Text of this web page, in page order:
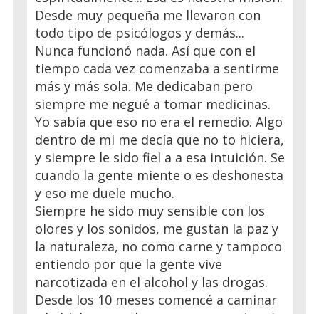
Desde muy pequeña me llevaron con
todo tipo de psicólogos y demás...
Nunca funcionó nada. Así que con el
tiempo cada vez comenzaba a sentirme
más y más sola. Me dedicaban pero
siempre me negué a tomar medicinas.
Yo sabía que eso no era el remedio. Algo
dentro de mi me decía que no to hiciera,
y siempre le sido fiel a a esa intuición. Se
cuando la gente miente o es deshonesta
y eso me duele mucho.
Siempre he sido muy sensible con los
olores y los sonidos, me gustan la paz y
la naturaleza, no como carne y tampoco
entiendo por que la gente vive
narcotizada en el alcohol y las drogas.
Desde los 10 meses comencé a caminar